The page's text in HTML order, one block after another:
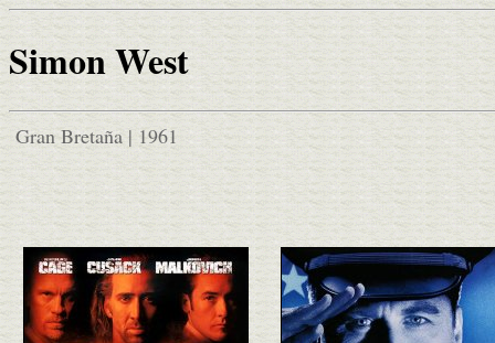
Simon West
Gran Bretaña | 1961